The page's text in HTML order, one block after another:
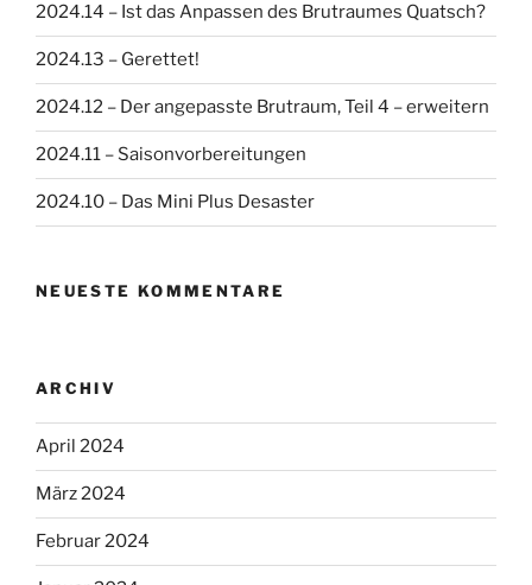
2024.14 – Ist das Anpassen des Brutraumes Quatsch?
2024.13 – Gerettet!
2024.12 – Der angepasste Brutraum, Teil 4 – erweitern
2024.11 – Saisonvorbereitungen
2024.10 – Das Mini Plus Desaster
NEUESTE KOMMENTARE
ARCHIV
April 2024
März 2024
Februar 2024